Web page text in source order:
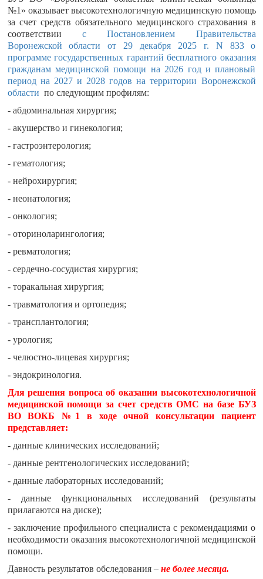
№1» оказывает высокотехнологичную медицинскую помощь
за счет средств обязательного медицинского страхования в
соответствии с Постановлением Правительства
Воронежской области от 29 декабря 2025 г. N 833 о
программе государственных гарантий бесплатного оказания
гражданам медицинской помощи на 2026 год и плановый
период на 2027 и 2028 годов на территории Воронежской
области по следующим профилям:
- абдоминальная хирургия;
- акушерство и гинекология;
- гастроэнтерология;
- гематология;
- нейрохирургия;
- неонатология;
- онкология;
- оториноларингология;
- ревматология;
- сердечно-сосудистая хирургия;
- торакальная хирургия;
- травматология и ортопедия;
- трансплантология;
- урология;
- челюстно-лицевая хирургия;
- эндокринология.
Для решения вопроса об оказании высокотехнологичной
медицинской помощи за счет средств ОМС на базе БУЗ
ВО ВОКБ №1 в ходе очной консультации пациент
представляет:
- данные клинических исследований;
- данные рентгенологических исследований;
- данные лабораторных исследований;
- данные функциональных исследований (результаты
прилагаются на диске);
- заключение профильного специалиста с рекомендациями о
необходимости оказания высокотехнологичной медицинской
помощи.
Давность результатов обследования – не более месяца.